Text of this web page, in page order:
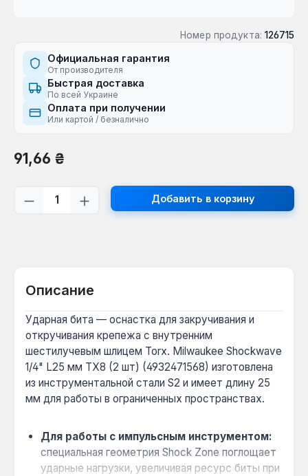
Номер продукта: 126715
Официальная гарантия
От производителя
Быстрая доставка
По всей Украине
Оплата при получении
Или картой / безналично
Обычная цена:
91,66 ₴
Количество продукта: введите
Добавить в корзину
Описание
Ударная бита — оснастка для закручивания и
откручивания крепежа с внутренним
шестилучевым шлицем Torx. Milwaukee Shockwave
1/4" L25 мм TX8 (2 шт) (4932471568) изготовлена
из инструментальной стали S2 и имеет длину 25
мм для работы в ограниченных пространствах.
Для работы с импульсным инструментом:
специальная геометрия Shock Zone поглощает
ударные нагрузки, увеличивая ресурс биты при